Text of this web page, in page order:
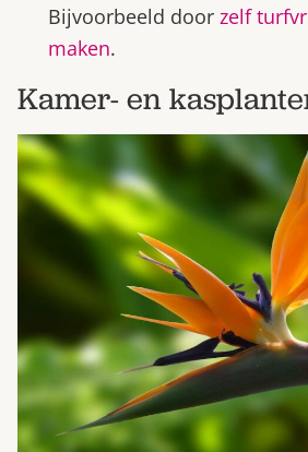
Bijvoorbeeld door zelf
maken.
Kamer- en